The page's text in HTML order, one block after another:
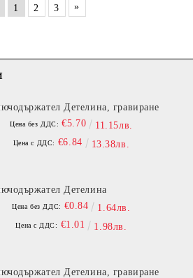
1 2 3 »
Детелина, гравиране
Цена без ДДС: €5.70 11.15лв.
Цена с ДДС: €6.84 13.38лв.
Детелина
Цена без ДДС: €0.84 1.64лв.
Цена с ДДС: €1.01 1.98лв.
Детелина, гравиране